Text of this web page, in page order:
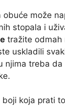
obuće može
stopala i
tražite odmah
uskladili
njima treba
koja prati